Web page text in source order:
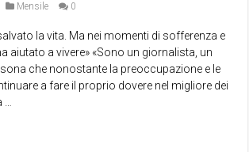
Mensile 0
la vita. Ma nei momenti di sofferenza e
aiutato a vivere» «Sono un giornalista, un
che nonostante la preoccupazione e le
a fare il proprio dovere nel migliore dei